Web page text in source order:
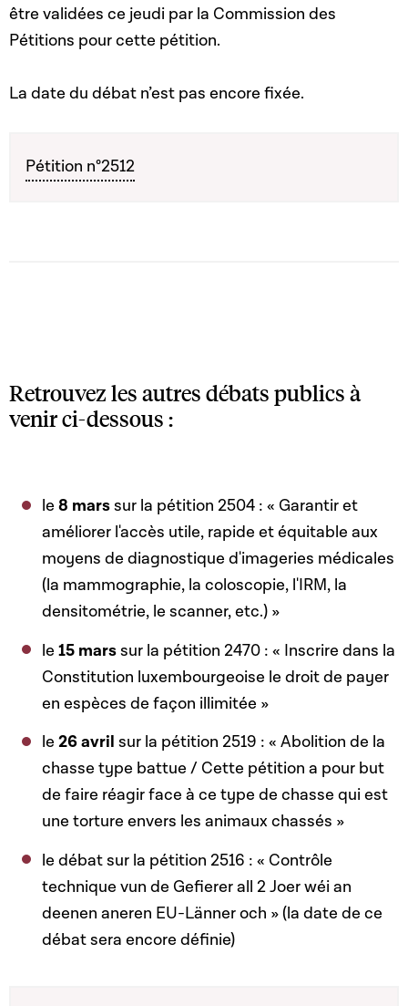
être validées ce jeudi par la Commission des
Pétitions pour cette pétition.
La date du débat n’est pas encore fixée.
Pétition n°2512
Retrouvez les autres débats publics à
venir ci-dessous :
le8 marssur la pétition 2504 : « Garantir et
améliorer l'accès utile, rapide et équitable aux
moyens de diagnostique d'imageries médicales
(la mammographie, la coloscopie, l'IRM, la
densitométrie, le scanner, etc.) »
le15 marssur la pétition 2470 : « Inscrire dans la
Constitution luxembourgeoise le droit de payer
en espèces de façon illimitée »
le26 avril sur la pétition 2519 : « Abolition de la
chasse type battue / Cette pétition a pour but
de faire réagir face à ce type de chasse qui est
une torture envers les animaux chassés »
le débat sur la pétition 2516 : « Contrôle
technique vun de Gefierer all 2 Joer wéi an
deenen aneren EU-Länner och » (la date de ce
débat sera encore définie)